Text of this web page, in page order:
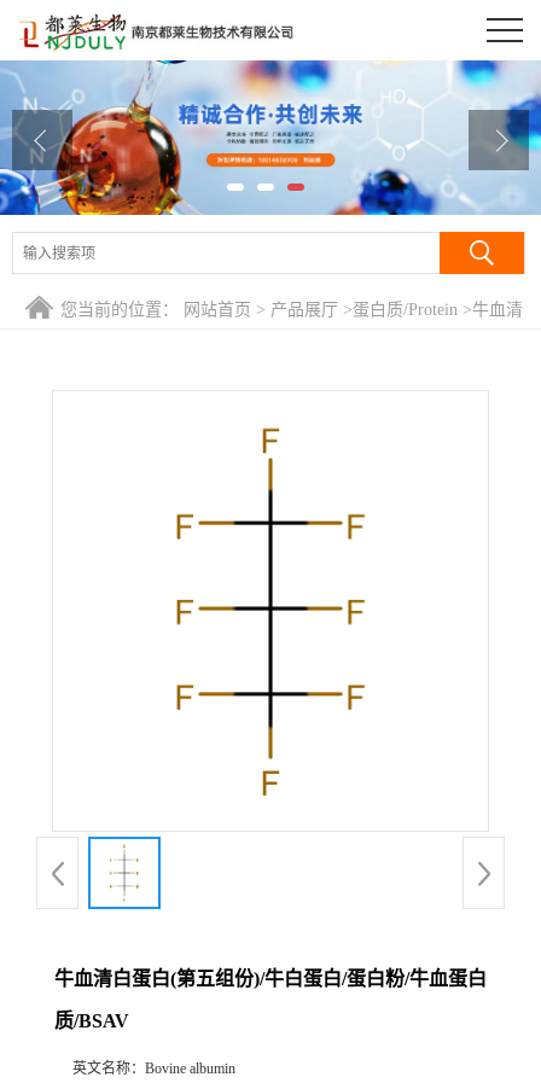
公司首页
公司介绍
公司动态
产品展厅
证书荣誉
您当前的位置： 网站首页 > 产品展厅 >蛋白质/Protein >牛血清
牛血清白蛋白(第五组份)/牛白蛋白/蛋白粉/牛血蛋白
质/BSAV
英文名称： Bovine albumin